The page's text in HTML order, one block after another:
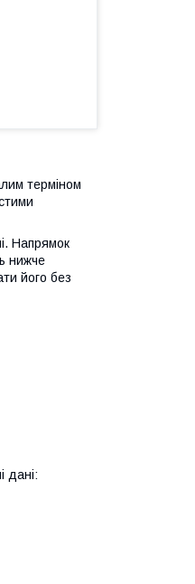
терміном
Напрямок
нижче
його без
дані: